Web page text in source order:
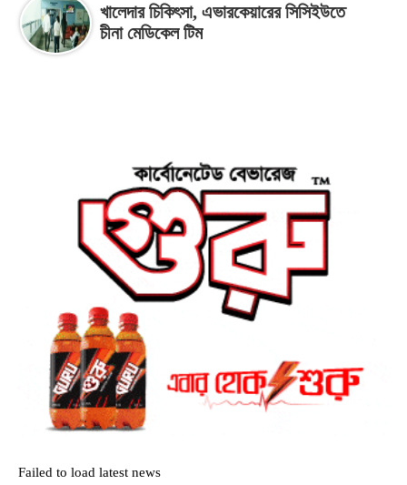
খালেদার চিকিৎসা, এভারকেয়ারের সিসিইউতে
চীনা মেডিকেল টিম
Failed to load latest news